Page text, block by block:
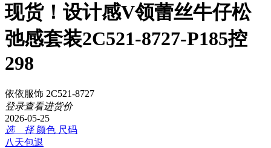
现货！设计感V领蕾丝牛仔松
弛感套装2C521-8727-P185控
298
依依服饰 2C521-8727
登录查看进货价
2026-05-25
选 择 颜色 尺码
八天包退